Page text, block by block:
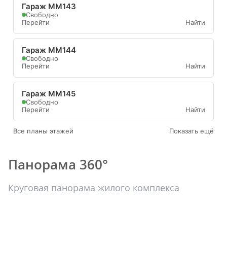
Гараж ММ143
Свободно
Перейти
Найти
Гараж ММ144
Свободно
Перейти
Найти
Гараж ММ145
Свободно
Перейти
Найти
Все планы этажей Показать ещё
Панорама 360°
Круговая панорама жилого комплекса